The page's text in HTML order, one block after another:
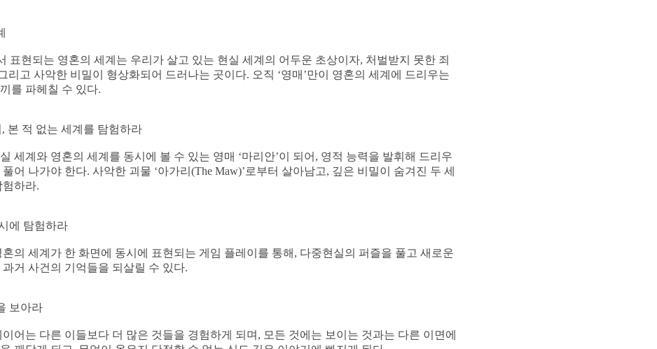
표현되는 영혼의 세계는 우리가 살고 있는 현실 세계의 어두운 초상이자, 처벌받지 못한 죄
리고 사악한 비밀이 형상화되어 드러나는 곳이다. 오직 ‘영매’만이 영혼의 세계에 드리우는
를 파헤칠 수 있다.
, 본 적 없는 세계를 탐험하라
세계와 영혼의 세계를 동시에 볼 수 있는 영매 ‘마리안’이 되어, 영적 능력을 발휘해 드리우
어 나가야 한다. 사악한 괴물 ‘아가리(The Maw)’로부터 살아남고, 깊은 비밀이 숨겨진 두 세
하라.
에 탐험하라
의 세계가 한 화면에 동시에 표현되는 게임 플레이를 통해, 다중현실의 퍼즐을 풀고 새로운
거 사건의 기억들을 되살릴 수 있다.
보아라
어는 다른 이들보다 더 많은 것들을 경험하게 되며, 모든 것에는 보이는 것과는 다른 이면에